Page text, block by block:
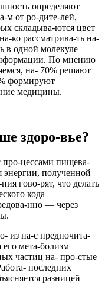
определяют
от ро-дите-лей,
складыва-ются цвет
ко рассматрива-ть на-
в одной молекуле
По мнению
на- 70% решают
формируют
медицины.
здоро-вье?
про-цессами пищева-
энергии, полученной
гово-рят, что делать
кода
нно — через
из на-с предпочита-
мета-болизм
частиц на- про-стые
последних
разницей